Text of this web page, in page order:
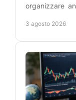
organizzare
inutili.
3 agosto 2026